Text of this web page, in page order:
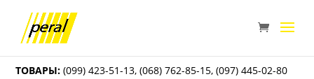
ТОВАРЫ: (099) 423-51-13,(068) 762-85-15,(097) 445-02-80